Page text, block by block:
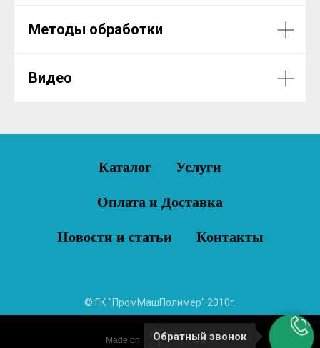
Обратный звонок
Методы обработки
Видео
Каталог
Услуги
Оплата и Доставка
Новости и статьи
Контакты
© ГК "ПромМашПолимер" 2010г.
Made on Tilda